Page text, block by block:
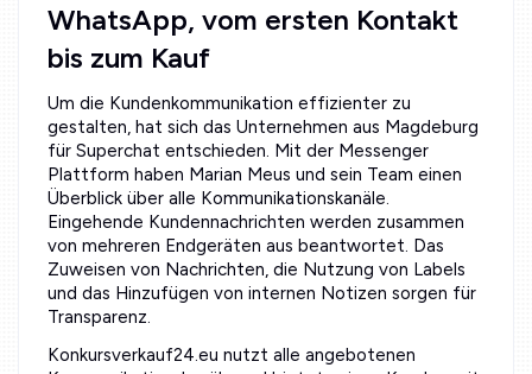
WhatsApp, vom ersten Kontakt
bis zum Kauf
Um die Kundenkommunikation effizienter zu
gestalten, hat sich das Unternehmen aus Magdeburg
für Superchat entschieden. Mit der Messenger
Plattform haben Marian Meus und sein Team einen
Überblick über alle Kommunikationskanäle.
Eingehende Kundennachrichten werden zusammen
von mehreren Endgeräten aus beantwortet. Das
Zuweisen von Nachrichten, die Nutzung von Labels
und das Hinzufügen von internen Notizen sorgen für
Transparenz.
Konkursverkauf24.eu nutzt alle angebotenen